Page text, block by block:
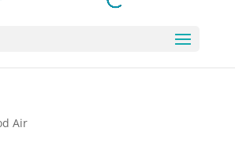
Air